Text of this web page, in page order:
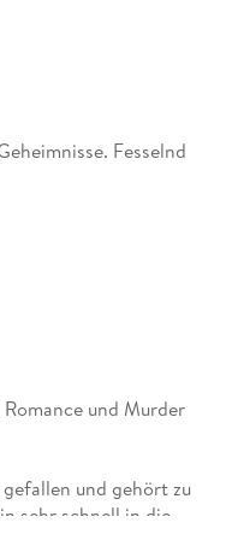
Fesselnd
und Murder
und gehört zu
sehr schnell in die